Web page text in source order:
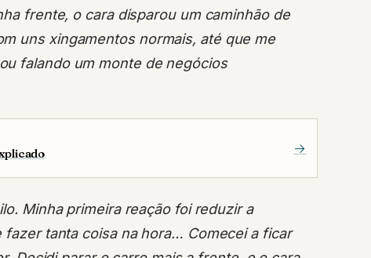
frente, o cara disparou um caminhão de
uns xingamentos normais, até que me
falando um monte de negócios
→
Minha primeira reação foi reduzir a
tanta coisa na hora… Comecei a ficar